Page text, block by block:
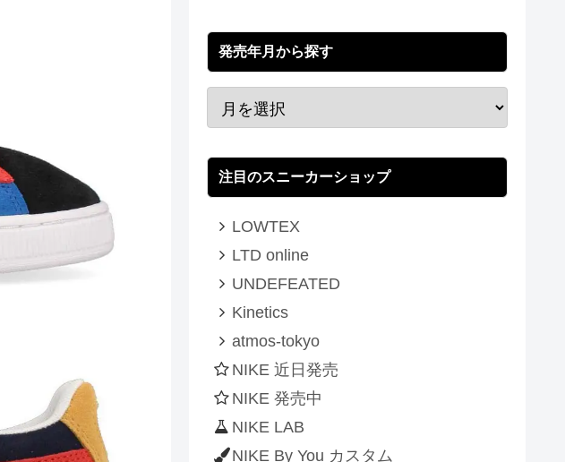
発売年月から探す
注目のスニーカーショップ
LOWTEX
LTD online
UNDEFEATED
Kinetics
atmos-tokyo
NIKE 近日発売
NIKE 発売中
NIKE LAB
NIKE By You カスタム